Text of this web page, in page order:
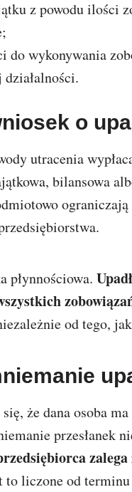
z powodu ilości
do wykonywania
o
utracenia
bilansowa
płynnościowa.
od tego,
że dana osoba
przesłanek
to liczone od